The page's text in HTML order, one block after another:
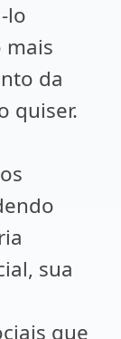
lo
mais
da
quiser.
sua
que